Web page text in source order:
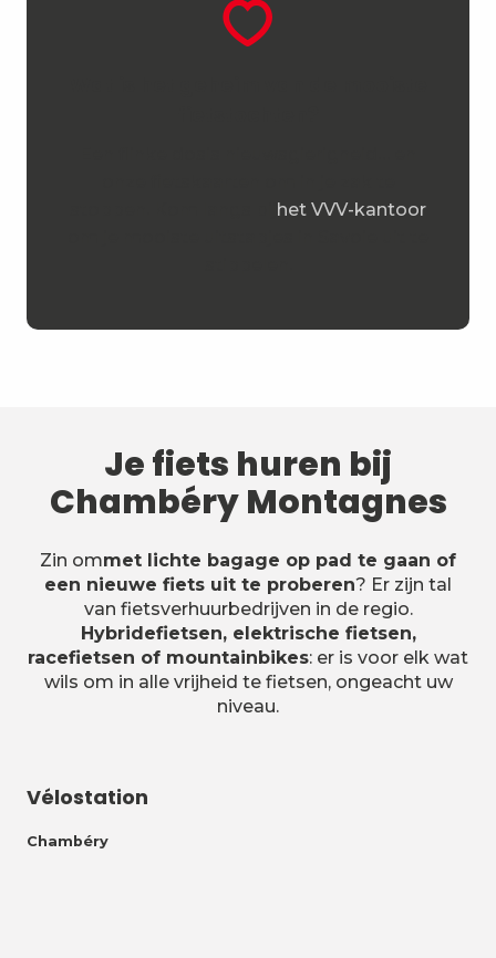
het VVV-kantoor
Je fiets huren bij
Chambéry Montagnes
Zin ommet lichte bagage op pad te gaan of
een nieuwe fiets uit te proberen? Er zijn tal
van fietsverhuurbedrijven in de regio.
Hybridefietsen, elektrische fietsen,
racefietsen of mountainbikes: er is voor elk wat
wils om in alle vrijheid te fietsen, ongeacht uw
niveau.
Vélostation
Chambéry